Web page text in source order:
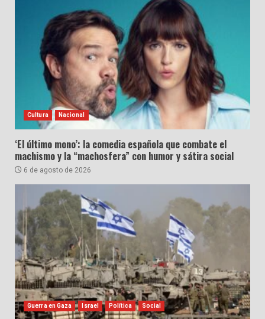
Cultura Nacional
‘El último mono’: la comedia española que combate el
machismo y la “machosfera” con humor y sátira social
6 de agosto de 2026
Guerra en Gaza Israel Política Social